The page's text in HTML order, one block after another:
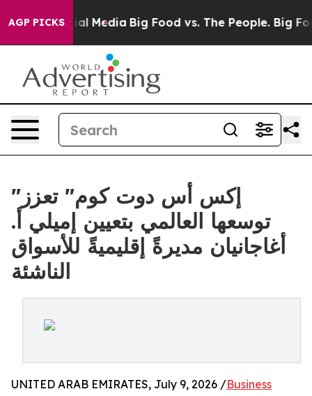
AGP PICKS
on Social Media Big Food vs. The People. Big
"إكس أس دوت كوم" تعزز
توسعها العالمي بتعيين إميلي أ.
أغاجانيان مديرةً إقليميةً للأسواق
الناشئة
UNITED ARAB EMIRATES, July 9, 2026 /Business